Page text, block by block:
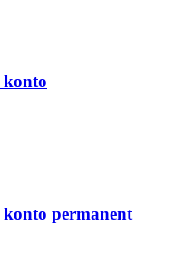
konto
permanent